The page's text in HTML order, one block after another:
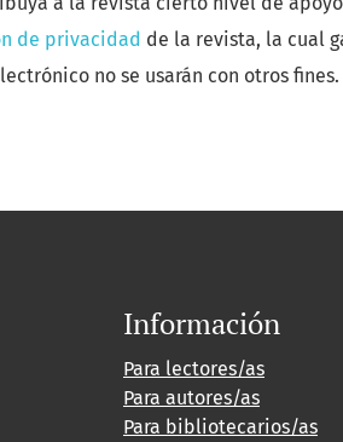
de privacidad de la revista, la cual
no se usarán con otros fines.
Información
Para lectores/as
Para autores/as
Para bibliotecarios/as